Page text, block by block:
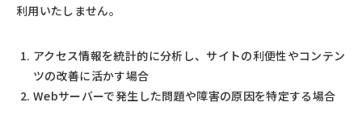
利用いたしません。
アクセス情報を統計的に分析し、サイトの利便性やコンテン
ツの改善に活かす場合
Webサーバーで発生した問題や障害の原因を特定する場合